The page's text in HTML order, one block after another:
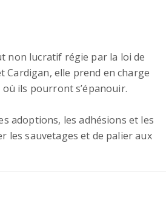
non lucratif régie par la loi de
Cardigan, elle prend en charge
ils pourront s’épanouir.
adoptions, les adhésions et les
les sauvetages et de palier aux